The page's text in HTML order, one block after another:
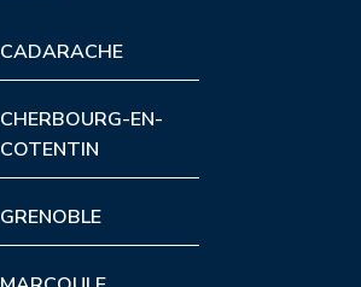
CADARACHE
CHERBOURG-EN-
COTENTIN
GRENOBLE